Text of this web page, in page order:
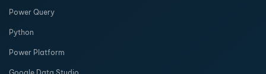
Power Query
Python
Power Platform